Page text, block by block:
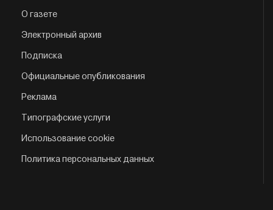
О газете
Электронный архив
Подписка
Официальные опубликования
Реклама
Типографские услуги
Использование cookie
Политика персональных данных